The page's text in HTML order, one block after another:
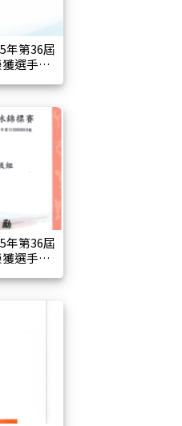
年第36屆
選手乙
年第36屆
選手乙
六名。